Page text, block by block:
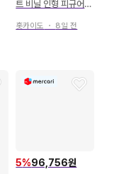
트 비닐 인형 피규어
ndo
홋카이도 ・ 8일 전
5%96,756원